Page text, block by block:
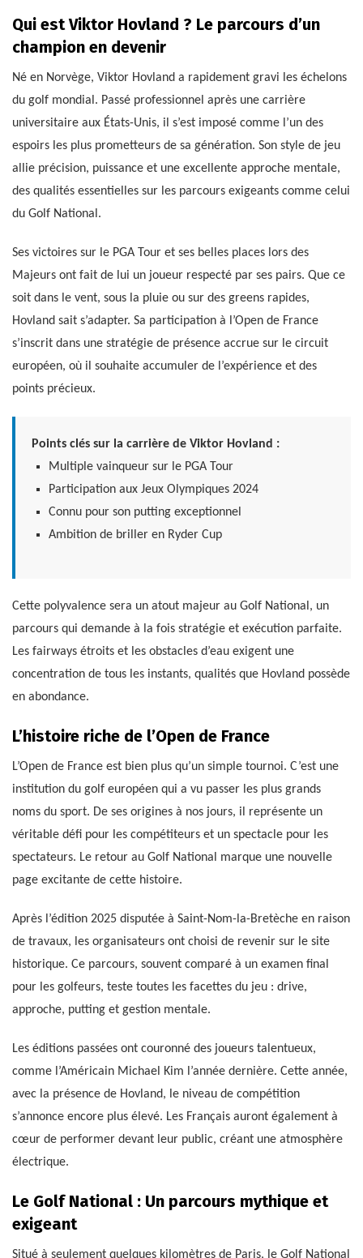
Qui est Viktor Hovland ? Le parcours d’un
champion en devenir
Né en Norvège, Viktor Hovland a rapidement gravi les échelons
du golf mondial. Passé professionnel après une carrière
universitaire aux États-Unis, il s’est imposé comme l’un des
espoirs les plus prometteurs de sa génération. Son style de jeu
allie précision, puissance et une excellente approche mentale,
des qualités essentielles sur les parcours exigeants comme celui
du Golf National.
Ses victoires sur le PGA Tour et ses belles places lors des
Majeurs ont fait de lui un joueur respecté par ses pairs. Que ce
soit dans le vent, sous la pluie ou sur des greens rapides,
Hovland sait s’adapter. Sa participation à l’Open de France
s’inscrit dans une stratégie de présence accrue sur le circuit
européen, où il souhaite accumuler de l’expérience et des
points précieux.
Points clés sur la carrière de Viktor Hovland :
Multiple vainqueur sur le PGA Tour
Participation aux Jeux Olympiques 2024
Connu pour son putting exceptionnel
Ambition de briller en Ryder Cup
Cette polyvalence sera un atout majeur au Golf National, un
parcours qui demande à la fois stratégie et exécution parfaite.
Les fairways étroits et les obstacles d’eau exigent une
concentration de tous les instants, qualités que Hovland possède
en abondance.
L’histoire riche de l’Open de France
L’Open de France est bien plus qu’un simple tournoi. C’est une
institution du golf européen qui a vu passer les plus grands
noms du sport. De ses origines à nos jours, il représente un
véritable défi pour les compétiteurs et un spectacle pour les
spectateurs. Le retour au Golf National marque une nouvelle
page excitante de cette histoire.
Après l’édition 2025 disputée à Saint-Nom-la-Bretèche en raison
de travaux, les organisateurs ont choisi de revenir sur le site
historique. Ce parcours, souvent comparé à un examen final
pour les golfeurs, teste toutes les facettes du jeu : drive,
approche, putting et gestion mentale.
Les éditions passées ont couronné des joueurs talentueux,
comme l’Américain Michael Kim l’année dernière. Cette année,
avec la présence de Hovland, le niveau de compétition
s’annonce encore plus élevé. Les Français auront également à
cœur de performer devant leur public, créant une atmosphère
électrique.
Le Golf National : Un parcours mythique et
exigeant
Situé à seulement quelques kilomètres de Paris, le Golf National